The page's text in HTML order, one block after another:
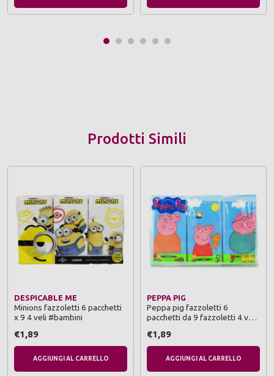
Prodotti Simili
DESPICABLE ME
Minions fazzoletti 6 pacchetti
x 9 4 veli #bambini
€1,89
AGGIUNGI AL CARRELLO
PEPPA PIG
Peppa pig fazzoletti 6
pacchetti da 9 fazzoletti 4 veli
€1,89
AGGIUNGI AL CARRELLO